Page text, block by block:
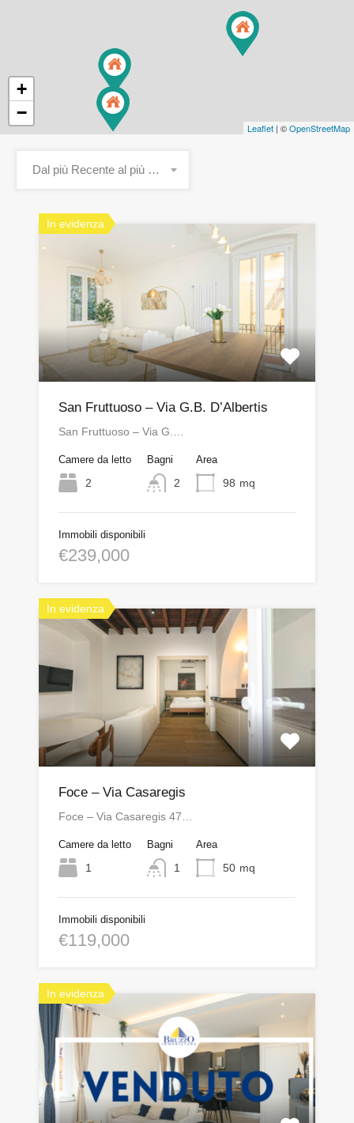
+
−
Leaflet | ©OpenStreetMap
Dal più Recente al più Vecchio
In evidenza
San Fruttuoso – Via G.B. D’Albertis
San Fruttuoso – Via G.…
Camere da letto
2
Bagni
2
Area
98 mq
Immobili disponibili
€239,000
In evidenza
Foce – Via Casaregis
Foce – Via Casaregis 47…
Camere da letto
1
Bagni
1
Area
50 mq
Immobili disponibili
€119,000
In evidenza